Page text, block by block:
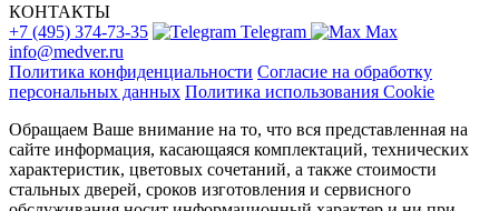
КОНТАКТЫ
+7 (495) 374-73-35
Telegram
Max
info@medver.ru
Политика конфиденциальности Согласие на обработку
персональных данных Политика использования Cookie
Обращаем Ваше внимание на то, что вся представленная на
сайте информация, касающаяся комплектаций, технических
характеристик, цветовых сочетаний, а также стоимости
стальных дверей, сроков изготовления и сервисного